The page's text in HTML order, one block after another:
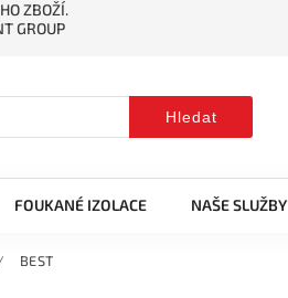
ZBOŽÍ.
GROUP
Hledat
FOUKANÉ IZOLACE NAŠE SLUŽBY
BEST